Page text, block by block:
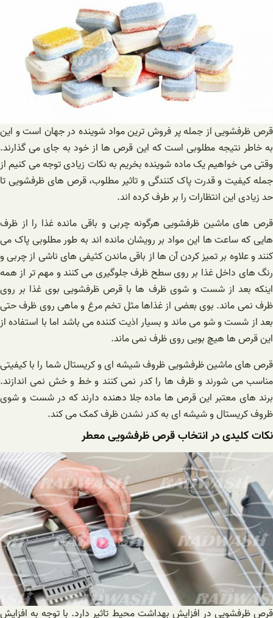
قرص ظرفشویی از جمله پر فروش ترین مواد شوینده در جهان است و این
به خاطر نتیجه مطلوبی است که این قرص ها از خود به جای می گذارند.
وقتی می خواهیم یک ماده شوینده بخریم به نکات زیادی توجه می کنیم از
جمله کیفیت و قدرت پاک کنندگی و تاثیر مطلوب، قرص های ظرفشویی تا
حد زیادی این انتظارات را بر طرف کرده اند.
قرص های ماشین ظرفشویی هرگونه چربی و باقی مانده غذا را از ظرف
هایی که ساعت ها این مواد بر رویشان مانده اند به طور مطلوبی پاک می
کنند و علاوه بر تمیز کردن آن ها از باقی ماندن کثیفی های ناشی از چربی و
رنگ های داخل غذا بر روی سطح ظرف جلوگیری می کنند و مهم تر از همه
اینکه بعد از شست و شوی ظرف ها با قرص ظرفشویی بوی غذا بر روی
ظرف نمی ماند. بوی بعضی از غذاها مثل تخم مرغ و ماهی روی ظرف حتی
بعد از شست و شو می ماند و بسیار اذیت کننده می باشد اما با استفاده از
این قرص ها هیچ بویی روی ظرف نمی ماند.
قرص های ماشین ظرفشویی ظروف شیشه ای و کریستال شما را با کیفیتی
مناسب می شورند و ظرف ها را کدر نمی کنند و خط و خش نمی اندازند.
برند های معتبر این قرص ها ماده جلا دهنده دارند که در شست و شوی
ظروف کریستال و شیشه ای به کدر نشدن ظرف کمک می کند.
نکات کلیدی در انتخاب قرص ظرفشویی معطر
قرص ظرفشویی در افزایش بهداشت محیط تاثیر دارد. با توجه به افزایش